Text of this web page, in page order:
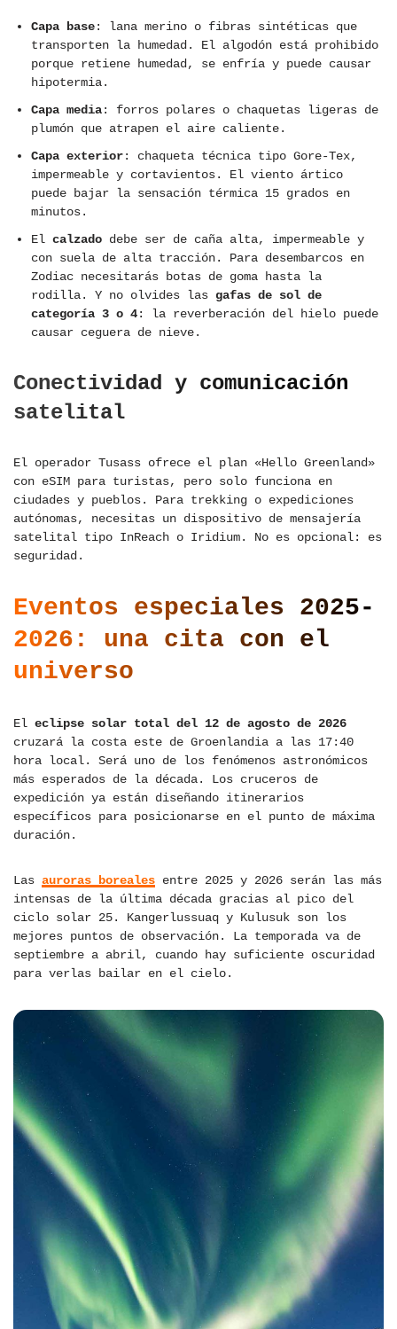
Capa base: lana merino o fibras sintéticas que
transporten la humedad. El algodón está prohibido
porque retiene humedad, se enfría y puede causar
hipotermia.
Capa media: forros polares o chaquetas ligeras de
plumón que atrapen el aire caliente.
Capa exterior: chaqueta técnica tipo Gore-Tex,
impermeable y cortavientos. El viento ártico
puede bajar la sensación térmica 15 grados en
minutos.
El calzado debe ser de caña alta, impermeable y
con suela de alta tracción. Para desembarcos en
Zodiac necesitarás botas de goma hasta la
rodilla. Y no olvides las gafas de sol de
categoría 3 o 4: la reverberación del hielo puede
causar ceguera de nieve.
Conectividad y comunicación
satelital
El operador Tusass ofrece el plan «Hello Greenland»
con eSIM para turistas, pero solo funciona en
ciudades y pueblos. Para trekking o expediciones
autónomas, necesitas un dispositivo de mensajería
satelital tipo InReach o Iridium. No es opcional: es
seguridad.
Eventos especiales 2025-
2026: una cita con el
universo
El eclipse solar total del 12 de agosto de 2026
cruzará la costa este de Groenlandia a las 17:40
hora local. Será uno de los fenómenos astronómicos
más esperados de la década. Los cruceros de
expedición ya están diseñando itinerarios
específicos para posicionarse en el punto de máxima
duración.
Las auroras boreales entre 2025 y 2026 serán las más
intensas de la última década gracias al pico del
ciclo solar 25. Kangerlussuaq y Kulusuk son los
mejores puntos de observación. La temporada va de
septiembre a abril, cuando hay suficiente oscuridad
para verlas bailar en el cielo.